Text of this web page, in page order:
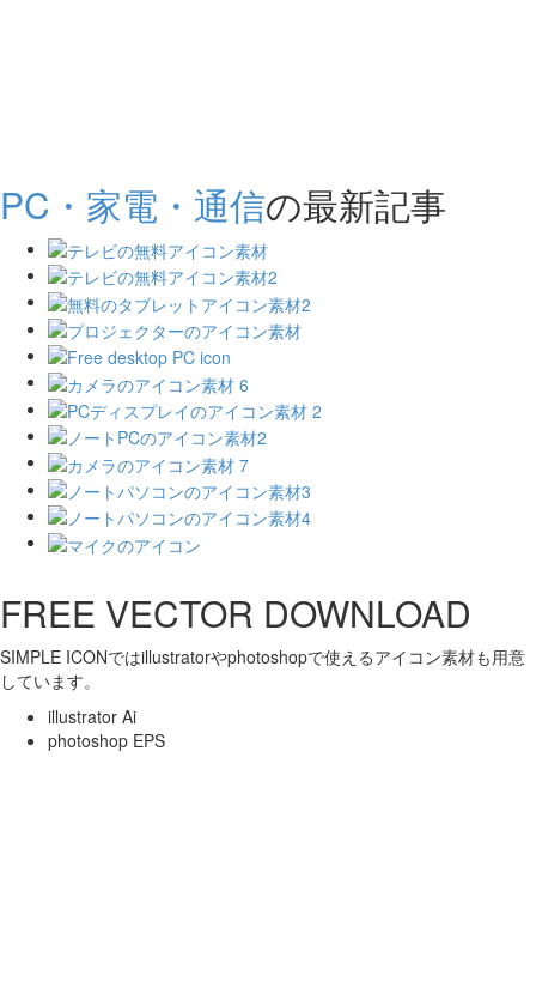
PC・家電・通信の最新記事
FREE VECTOR DOWNLOAD
SIMPLE ICONではillustratorやphotoshopで使えるアイコン素材も用意
しています。
illustrator Ai
photoshop EPS